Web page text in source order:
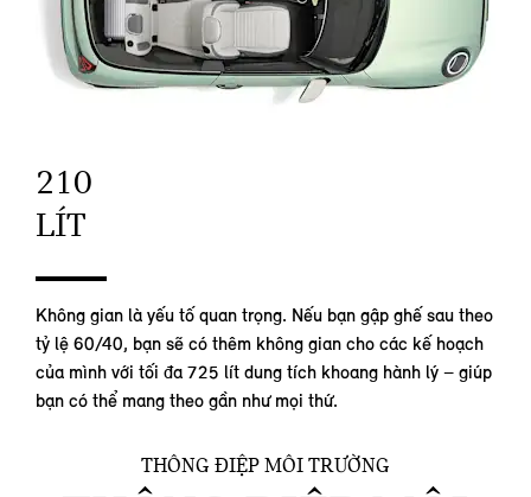
210
LÍT
Không gian là yếu tố quan trọng. Nếu bạn gập ghế sau theo
tỷ lệ 60/40, bạn sẽ có thêm không gian cho các kế hoạch
của mình với tối đa 725 lít dung tích khoang hành lý – giúp
bạn có thể mang theo gần như mọi thứ.
THÔNG ĐIỆP MÔI TRƯỜNG